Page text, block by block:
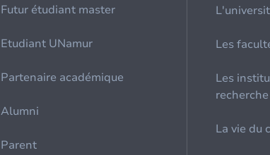
Futur étudiant master
Etudiant UNamur
Partenaire académique
Alumni
Parent
Les
Les
recherche
La vie du